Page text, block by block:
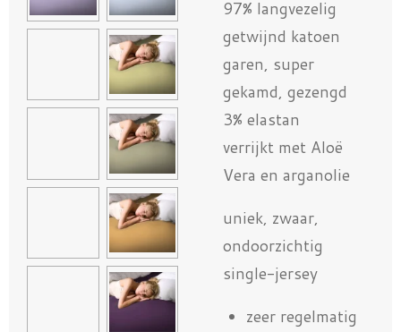
97% langvezelig
getwijnd katoen
garen, super
gekamd, gezengd
3% elastan
verrijkt met Aloë
Vera en arganolie
uniek, zwaar,
ondoorzichtig
single-jersey
zeer regelmatig